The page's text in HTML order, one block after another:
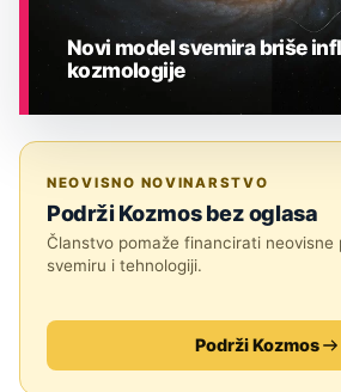
Novi model svemira briše
kozmologije
NEOVISNO NOVINARSTVO
Podrži Kozmos bez oglasa
Članstvo pomaže financirati neovisne
svemiru i tehnologiji.
Podrži Kozmos